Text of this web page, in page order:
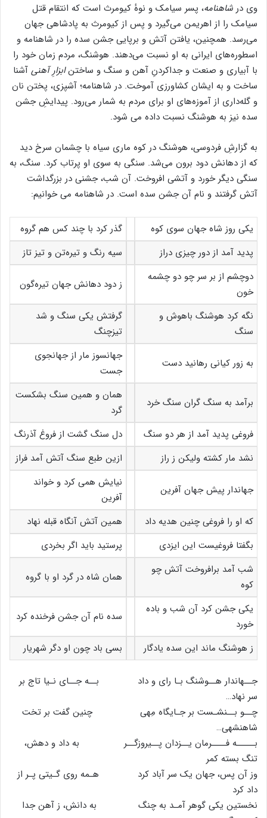
وی در شاهنامه، پسر سیامک و نوهٔ کیومرث است که انتقام قتل
سیامک را از اهریمن می‌گیرد و پس از کیومرث به پادشاهی جهان
می‌رسد. همچنین، یافتن آتش و برپایی جشن سده را در شاهنامه و
اسطوره‌های ایرانی به او نسبت می‌دهند. هوشنگ، مردم زمان خود را
با آبیاری و صنعت و جداکردنِ آهن و سنگ و ساختنابزارِ آهنی آشنا
ساخت و به ایشان کشاورزی آموخت. در شاهنامه؛ آشپزی، پختن نان
و گله‌داری از آموزه‌های او برای مردم به شمار می‌رود. پیدایشِ جشن
سده نیز به هوشنگ نسبت داده می شود.
به گزارشِ فردوسی، هوشنگ در کوه ماری سیاه با چشمان سرخ دید
که از دهانش دود برون می‌شد. سنگی به سوی او پرتاب کرد. سنگ، به
سنگی دیگر خورد و آتشی افروخت. آن شب، جشنی در بزرگداشت
آتش گرفتند و نام آن جشن سده است. در شاهنامه می خوانیم:
یکی روز شاه جهان سوی کوه
گذر کرد با چند کس هم گروه
پدید آمد از دور چیزی دراز
سیه رنگ و تیره‌تن و تیز تاز
دوچشم از بر سر چو دو چشمه
خون
ز دود دهانش جهان تیره‌گون
نگه کرد هوشنگ باهوش و
سنگ
گرفتش یکی سنگ و شد
تیزچنگ
به زور کیانی رهانید دست
جهانسوز مار از جهانجوی
جست
برآمد به سنگ گران سنگ خرد
همان و همین سنگ بشکست
گرد
فروغی پدید آمد از هر دو سنگ
دل سنگ گشت از فروغ آذرنگ
نشد مار کشته ولیکن ز راز
ازین طبع سنگ آتش آمد فراز
جهاندار پیش جهان آفرین
نیایش همی کرد و خواند
آفرین
که او را فروغی چنین هدیه داد
همین آتش آنگاه قبله نهاد
بگفتا فروغیست این ایزدی
پرستید باید اگر بخردی
شب آمد برافروخت آتش چو
کوه
همان شاه در گرد او با گروه
یکی جشن کرد آن شب و باده
خورد
سده نام آن جشن فرخنده کرد
ز هوشنگ ماند این سده یادگار بسی باد چون او دگر شهریار
جــهاندار هــوشنگ بـا رای و داد بــه جــای نـیا تاج بر
سر نهاد…
چــو بــنشـست بر جـایگاه مِهی چنین گفت بر تخت
شاهنشهی…
بـــــه فــــرمان یــزدان پــیروزگــر به داد و دهش،
تنگ بسته کمر
وز آن پس، جهان یک سر آباد کرد هـمه روی گـیتی پـر از
داد کرد
نخستین یکی گوهر آمـد به چنگ به دانش، ز آهن جدا